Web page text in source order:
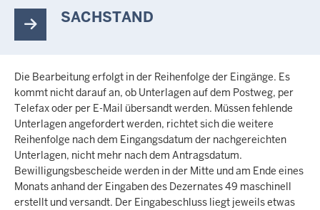
SACHSTAND
Die Bearbeitung erfolgt in der Reihenfolge der Eingänge. Es
kommt nicht darauf an, ob Unterlagen auf dem Postweg, per
Telefax oder per E-Mail übersandt werden. Müssen fehlende
Unterlagen angefordert werden, richtet sich die weitere
Reihenfolge nach dem Eingangsdatum der nachgereichten
Unterlagen, nicht mehr nach dem Antragsdatum.
Bewilligungsbescheide werden in der Mitte und am Ende eines
Monats anhand der Eingaben des Dezernates 49 maschinell
erstellt und versandt. Der Eingabeschluss liegt jeweils etwas